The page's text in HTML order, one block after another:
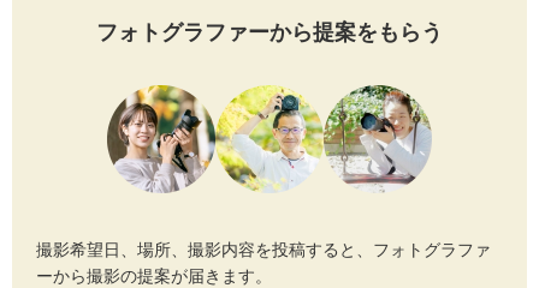
フォトグラファーから提案をもらう
撮影希望日、場所、撮影内容を投稿すると、フォトグラファ
ーから撮影の提案が届きます。